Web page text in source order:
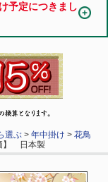
予定につきまし
選ぶ >年中掛け >花鳥
】 日本製